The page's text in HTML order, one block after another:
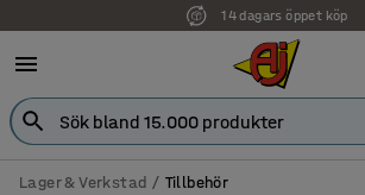
14 dagars öppet köp
Faktura för företag
Lager & Verkstad Tillbehör